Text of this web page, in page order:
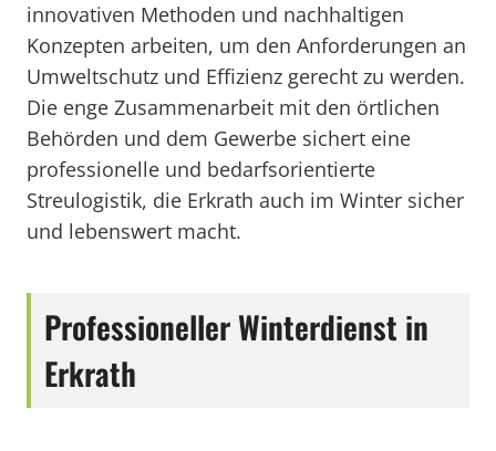
innovativen Methoden und nachhaltigen
Konzepten arbeiten, um den Anforderungen an
Umweltschutz und Effizienz gerecht zu werden.
Die enge Zusammenarbeit mit den örtlichen
Behörden und dem Gewerbe sichert eine
professionelle und bedarfsorientierte
Streulogistik, die Erkrath auch im Winter sicher
und lebenswert macht.
Professioneller Winterdienst in
Erkrath